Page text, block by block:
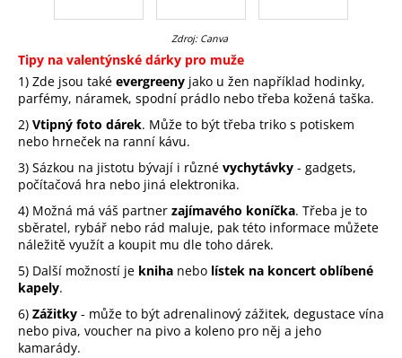
Zdroj: Canva
Tipy na valentýnské dárky pro muže
1) Zde jsou také evergreeny jako u žen například hodinky,
parfémy, náramek, spodní prádlo nebo třeba kožená taška.
2) Vtipný foto dárek. Může to být třeba triko s potiskem
nebo hrneček na ranní kávu.
3) Sázkou na jistotu bývají i různé vychytávky - gadgets,
počítačová hra nebo jiná elektronika.
4) Možná má váš partner zajímavého koníčka. Třeba je to
sběratel, rybář nebo rád maluje, pak této informace můžete
náležitě využít a koupit mu dle toho dárek.
5) Další možností je kniha nebo lístek na koncert oblíbené
kapely.
6) Zážitky - může to být adrenalinový zážitek, degustace vína
nebo piva, voucher na pivo a koleno pro něj a jeho
kamarády.